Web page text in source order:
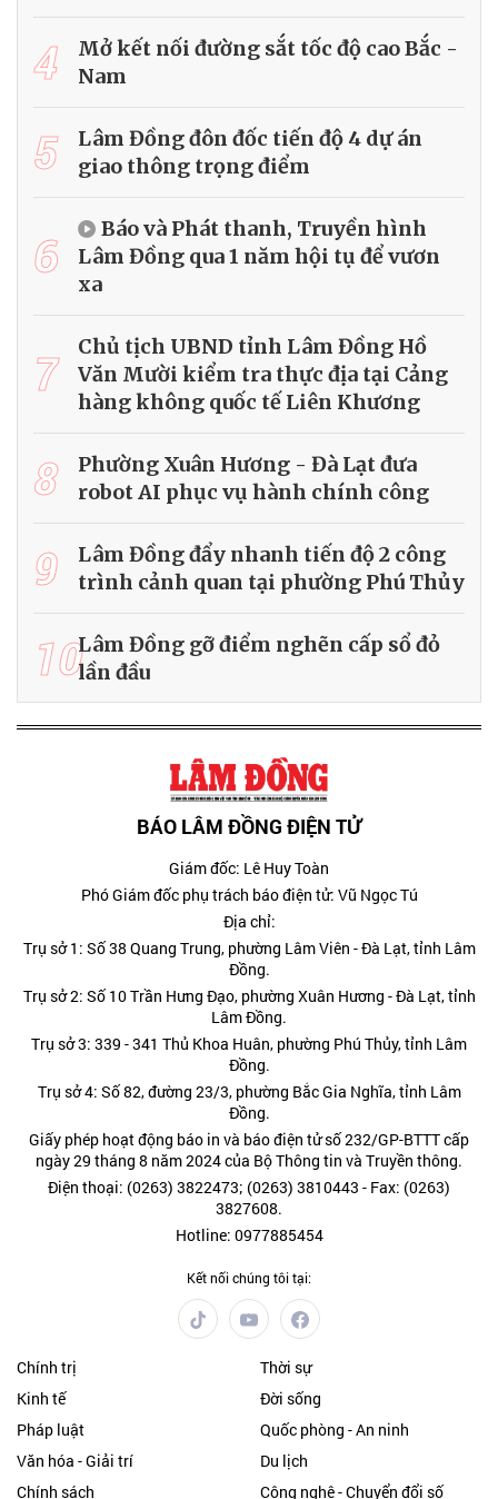
4
Mở kết nối đường sắt tốc độ cao Bắc -
Nam
5
Lâm Đồng đôn đốc tiến độ 4 dự án
giao thông trọng điểm
6
Báo và Phát thanh, Truyền hình
Lâm Đồng qua 1 năm hội tụ để vươn
xa
7
Chủ tịch UBND tỉnh Lâm Đồng Hồ
Văn Mười kiểm tra thực địa tại Cảng
hàng không quốc tế Liên Khương
8
Phường Xuân Hương - Đà Lạt đưa
robot AI phục vụ hành chính công
9
Lâm Đồng đẩy nhanh tiến độ 2 công
trình cảnh quan tại phường Phú Thủy
10Lâm Đồng gỡ điểm nghẽn cấp sổ đỏ
lần đầu
BÁO LÂM ĐỒNG ĐIỆN TỬ
Giám đốc: Lê Huy Toàn
Phó Giám đốc phụ trách báo điện tử: Vũ Ngọc Tú
Địa chỉ:
Trụ sở 1: Số 38 Quang Trung, phường Lâm Viên - Đà Lạt, tỉnh Lâm
Đồng.
Trụ sở 2: Số 10 Trần Hưng Đạo, phường Xuân Hương - Đà Lạt, tỉnh
Lâm Đồng.
Trụ sở 3: 339 - 341 Thủ Khoa Huân, phường Phú Thủy, tỉnh Lâm
Đồng.
Trụ sở 4: Số 82, đường 23/3, phường Bắc Gia Nghĩa, tỉnh Lâm
Đồng.
Giấy phép hoạt động báo in và báo điện tử số 232/GP-BTTT cấp
ngày 29 tháng 8 năm 2024 của Bộ Thông tin và Truyền thông.
Điện thoại: (0263) 3822473; (0263) 3810443 - Fax: (0263)
3827608.
Hotline: 0977885454
Kết nối chúng tôi tại:
Chính trị
Thời sự
Kinh tế
Đời sống
Pháp luật
Quốc phòng - An ninh
Văn hóa - Giải trí
Du lịch
Chính sách
Công nghệ - Chuyển đổi số